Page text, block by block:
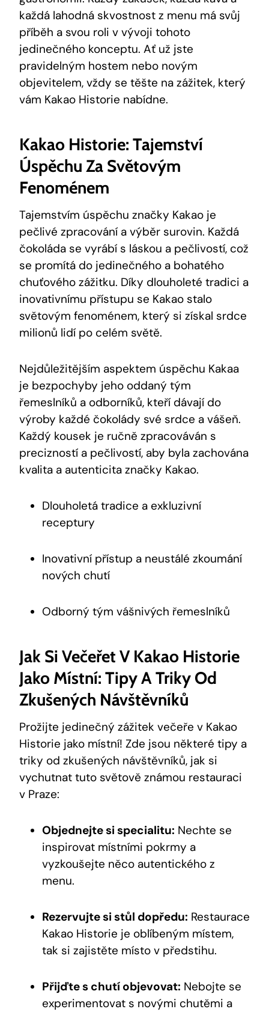
každá lahodná skvostnost z menu ​má svůj
příběh a svou roli v ‌vývoji tohoto ​
jedinečného konceptu. Ať už jste
pravidelným hostem nebo novým‌
objevitelem, vždy se‌ těšte na zážitek, který
vám Kakao Historie ‌nabídne.
Kakao Historie: Tajemství
Úspěchu Za Světovým
Fenoménem
Tajemstvím úspěchu značky Kakao je
pečlivé ⁢zpracování a‌ výběr surovin. Každá
čokoláda se vyrábí s láskou a pečlivostí, ​což
se promítá⁢ do jedinečného a bohatého
chuťového zážitku. Díky dlouholeté tradici a
inovativnímu přístupu se Kakao stalo
světovým fenoménem,‌ který ‍si získal⁢ srdce
milionů⁣ lidí po celém​ světě.
Nejdůležitějším aspektem‌ úspěchu ⁢Kakaa
je bezpochyby jeho oddaný tým
řemeslníků ​a odborníků, kteří dávají do
výroby každé ‍čokolády své srdce a vášeň.
Každý kousek je⁣ ručně zpracováván⁣ s
precizností a pečlivostí, aby byla zachována
kvalita a autenticita značky Kakao.
Dlouholetá tradice a exkluzivní
receptury
Inovativní přístup a ⁣neustálé zkoumání
nových chutí
Odborný tým ‌vášnivých řemeslníků
Jak Si Večeřet ​v Kakao Historie
Jako Místní: ‍Tipy A ‍triky ‌od
Zkušených Návštěvníků
Prožijte jedinečný zážitek večeře v Kakao
Historie jako místní! Zde jsou některé tipy a
triky ⁣od zkušených návštěvníků, jak si
vychutnat tuto světově známou​ restauraci
v Praze:
Objednejte ⁢si specialitu: Nechte se
inspirovat místními ‌pokrmy a
vyzkoušejte něco autentického z‌
menu.
Rezervujte si stůl dopředu: Restaurace
Kakao Historie je oblíbeným místem,
tak si zajistěte místo v předstihu.
Přijďte​ s chutí objevovat: Nebojte ⁢se‌
experimentovat s novými chutěmi a